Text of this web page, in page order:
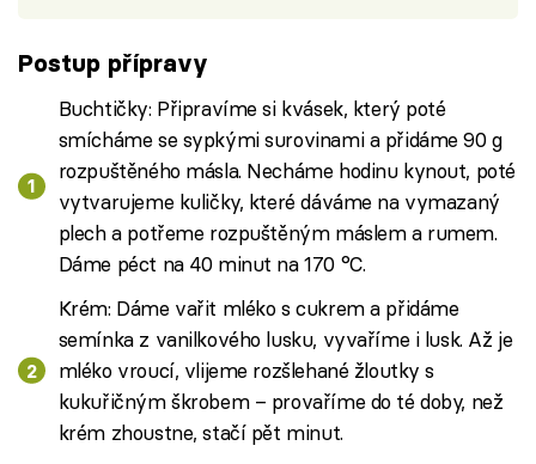
Postup přípravy
Buchtičky: Připravíme si kvásek, který poté
smícháme se sypkými surovinami a přidáme 90 g
rozpuštěného másla. Necháme hodinu kynout, poté
vytvarujeme kuličky, které dáváme na vymazaný
plech a potřeme rozpuštěným máslem a rumem.
Dáme péct na 40 minut na 170 °C.
Krém: Dáme vařit mléko s cukrem a přidáme
semínka z vanilkového lusku, vyvaříme i lusk. Až je
mléko vroucí, vlijeme rozšlehané žloutky s
kukuřičným škrobem – provaříme do té doby, než
krém zhoustne, stačí pět minut.